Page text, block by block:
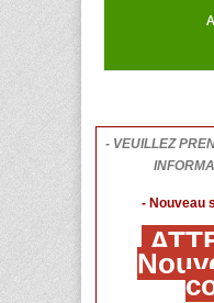
- VEUILLEZ
- Nouveau